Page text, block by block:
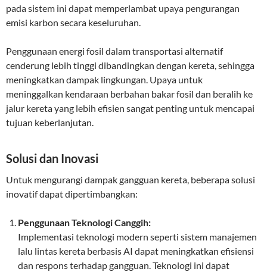
pada sistem ini dapat memperlambat upaya pengurangan
emisi karbon secara keseluruhan.
Penggunaan energi fosil dalam transportasi alternatif
cenderung lebih tinggi dibandingkan dengan kereta, sehingga
meningkatkan dampak lingkungan. Upaya untuk
meninggalkan kendaraan berbahan bakar fosil dan beralih ke
jalur kereta yang lebih efisien sangat penting untuk mencapai
tujuan keberlanjutan.
Solusi dan Inovasi
Untuk mengurangi dampak gangguan kereta, beberapa solusi
inovatif dapat dipertimbangkan:
Penggunaan Teknologi Canggih:
Implementasi teknologi modern seperti sistem manajemen
lalu lintas kereta berbasis AI dapat meningkatkan efisiensi
dan respons terhadap gangguan. Teknologi ini dapat